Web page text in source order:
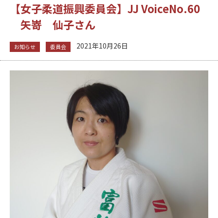
【女子柔道振興委員会】JJ VoiceNo.60
矢嵜 仙子さん
お知らせ 委員会 2021年10月26日